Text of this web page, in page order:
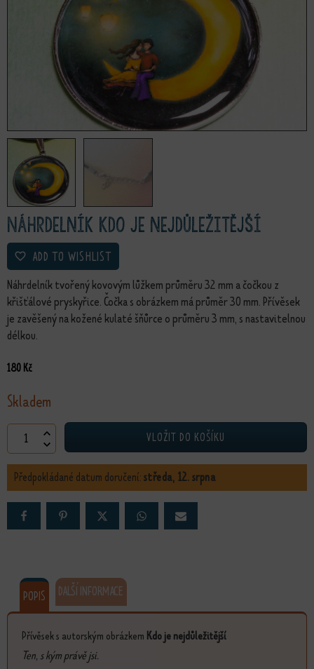
Náhrdelník Kdo je nejdůležitější
ADD TO WISHLIST
Náhrdelník tvořený kovovým lůžkem průměru 32 mm a čočkou z
křišťálové pryskyřice. Čočka s obrázkem má průměr 30 mm. Přívěsek
je zavěšený na kožené kulaté šňůrce o průměru 3 mm, s nastavitelnou
délkou.
180 Kč
Skladem
Náhrdelník Kdo je nejdůležitější množstvíVLOŽIT DO KOŠÍKU
Předpokládané datum doručení:středa, 12. srpna
POPIS DALŠÍ INFORMACE
Přívěsek s autorským obrázkem Kdo je nejdůležitější
Ten, s kým právě jsi.